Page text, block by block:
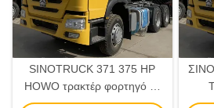
SINOTRUCK 371 375 HP
HOWO τρακτέρ φορτηγό με
WEICHAI κεφαλή και μέγιστη